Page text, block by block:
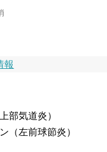
報
気道炎）
左前球節炎）